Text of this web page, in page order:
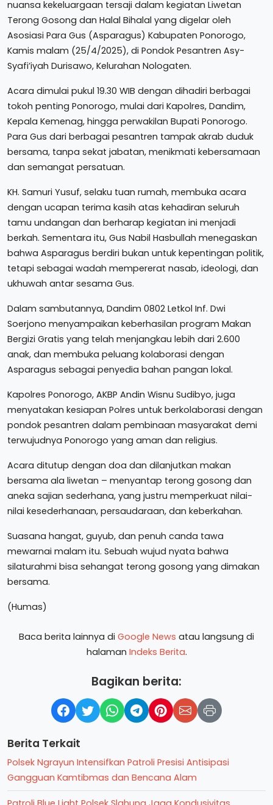
nuansa kekeluargaan tersaji dalam kegiatan Liwetan
Terong Gosong dan Halal Bihalal yang digelar oleh
Asosiasi Para Gus (Asparagus) Kabupaten Ponorogo,
Kamis malam (25/4/2025), di Pondok Pesantren Asy-
Syafi’iyah Durisawo, Kelurahan Nologaten.
Acara dimulai pukul 19.30 WIB dengan dihadiri berbagai
tokoh penting Ponorogo, mulai dari Kapolres, Dandim,
Kepala Kemenag, hingga perwakilan Bupati Ponorogo.
Para Gus dari berbagai pesantren tampak akrab duduk
bersama, tanpa sekat jabatan, menikmati kebersamaan
dan semangat persatuan.
KH. Samuri Yusuf, selaku tuan rumah, membuka acara
dengan ucapan terima kasih atas kehadiran seluruh
tamu undangan dan berharap kegiatan ini menjadi
berkah. Sementara itu, Gus Nabil Hasbullah menegaskan
bahwa Asparagus berdiri bukan untuk kepentingan politik,
tetapi sebagai wadah mempererat nasab, ideologi, dan
ukhuwah antar sesama Gus.
Dalam sambutannya, Dandim 0802 Letkol Inf. Dwi
Soerjono menyampaikan keberhasilan program Makan
Bergizi Gratis yang telah menjangkau lebih dari 2.600
anak, dan membuka peluang kolaborasi dengan
Asparagus sebagai penyedia bahan pangan lokal.
Kapolres Ponorogo, AKBP Andin Wisnu Sudibyo, juga
menyatakan kesiapan Polres untuk berkolaborasi dengan
pondok pesantren dalam pembinaan masyarakat demi
terwujudnya Ponorogo yang aman dan religius.
Acara ditutup dengan doa dan dilanjutkan makan
bersama ala liwetan – menyantap terong gosong dan
aneka sajian sederhana, yang justru memperkuat nilai-
nilai kesederhanaan, persaudaraan, dan keberkahan.
Suasana hangat, guyub, dan penuh canda tawa
mewarnai malam itu. Sebuah wujud nyata bahwa
silaturahmi bisa sehangat terong gosong yang dimakan
bersama.
(Humas)
Baca berita lainnya di Google News atau langsung di
halaman Indeks Berita.
Bagikan berita:
Berita Terkait
Polsek Ngrayun Intensifkan Patroli Presisi Antisipasi
Gangguan Kamtibmas dan Bencana Alam